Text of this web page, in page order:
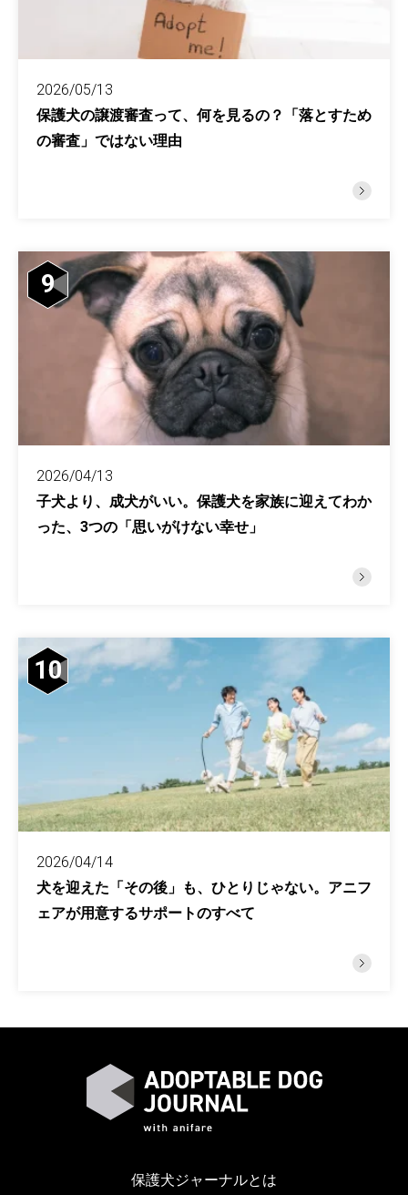
2026/05/13
保護犬の譲渡審査って、何を見るの？「落とすため
の審査」ではない理由
9
2026/04/13
子犬より、成犬がいい。保護犬を家族に迎えてわか
った、3つの「思いがけない幸せ」
10
2026/04/14
犬を迎えた「その後」も、ひとりじゃない。アニフ
ェアが用意するサポートのすべて
保護犬ジャーナルとは